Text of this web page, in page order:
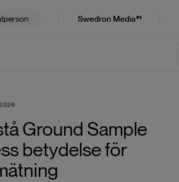
Swedron Media
Ground Sample
betydelse för